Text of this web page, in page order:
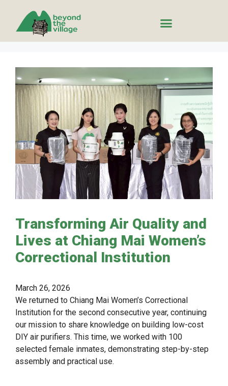
Transforming Air Quality and
Lives at Chiang Mai Women’s
Correctional Institution
March 26, 2026
We returned to Chiang Mai Women’s Correctional
Institution for the second consecutive year, continuing
our mission to share knowledge on building low-cost
DIY air purifiers. This time, we worked with 100
selected female inmates, demonstrating step-by-step
assembly and practical use.